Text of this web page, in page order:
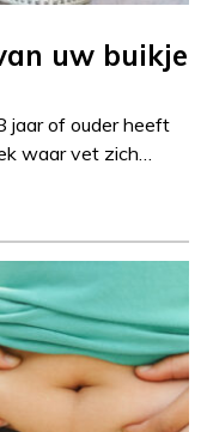
uw buikje
jaar of ouder heeft
waar vet zich…